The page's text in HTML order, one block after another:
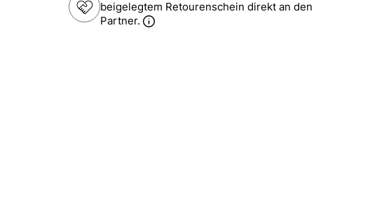
beigelegtem Retourenschein direkt an den
Partner.